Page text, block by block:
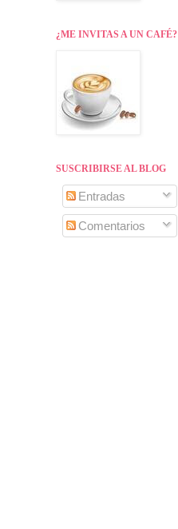
¿ME INVITAS A UN CAFÉ?
SUSCRIBIRSE AL BLOG
Entradas
Comentarios